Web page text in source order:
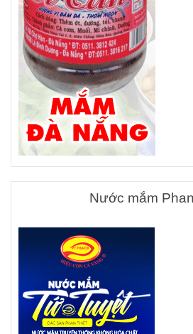
Nước mắm